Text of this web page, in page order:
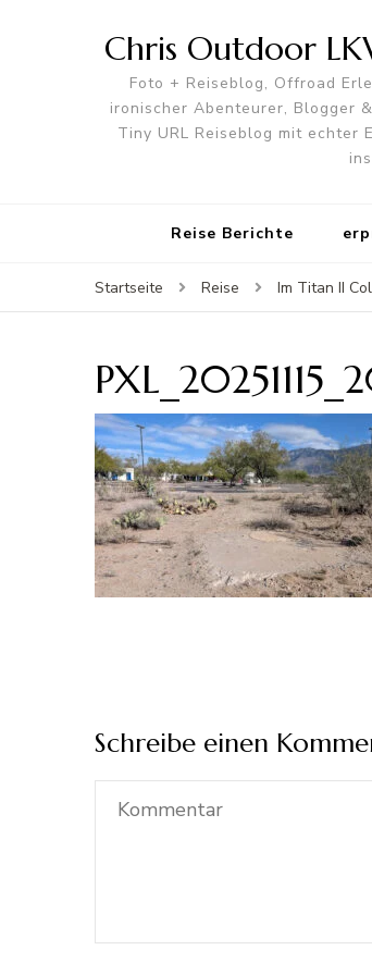
Chris Outdoor
Foto + Reiseblog, Offroad
ironischer Abenteurer, Blogger
Tiny URL Reiseblog mit echter
Reise Berichte
Startseite Reise Im Titan II
Schreibe einen